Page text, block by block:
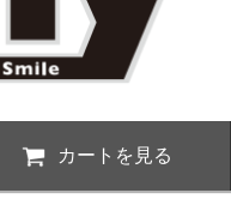
カートを見る